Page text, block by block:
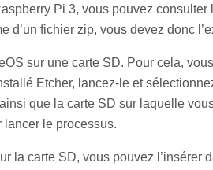
Pi 3, vous pouvez consulter
d’un fichier zip, vous devez donc
sur une carte SD. Pour cela,
Etcher, lancez-le et
que la carte SD sur laquelle
lancer le processus.
la carte SD, vous pouvez l’insérer